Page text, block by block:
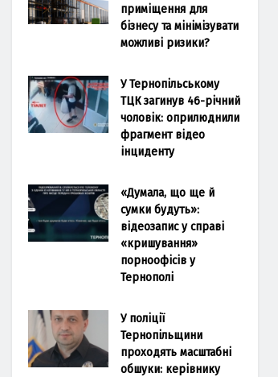
приміщення для
бізнесу та мінімізувати
можливі ризики?
У Тернопільському
ТЦК загинув 46-річний
чоловік: оприлюднили
фрагмент відео
інциденту
«Думала, що ще й
сумки будуть»:
відеозапис у справі
«кришування»
порноофісів у
Тернополі
У поліції
Тернопільщини
проходять масштабні
обшуки: керівнику